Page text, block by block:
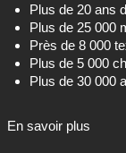
Plus de 20 ans
Plus de 25 000
Près de 8 000
Plus de 5 000
Plus de 30 000
En savoir plus